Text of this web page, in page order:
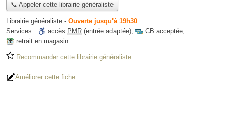
📞 Appeler cette librairie généraliste
Librairie généraliste - Ouverte jusqu'à 19h30
Services :
accès PMR (entrée adaptée), CB acceptée,
retrait en magasin
Recommander cette librairie généraliste
Améliorer cette fiche